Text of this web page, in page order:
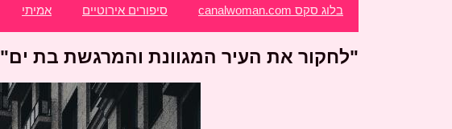
בלוג סקס canalwoman.com סיפורים אירוטיים אמיתי
"לחקור את העיר המגוונת והמרגשת בת ים"